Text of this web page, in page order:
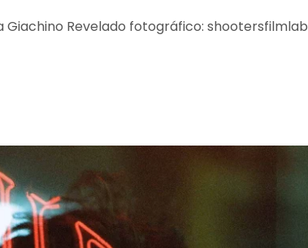
Giachino Revelado fotográfico: shootersfilmlab